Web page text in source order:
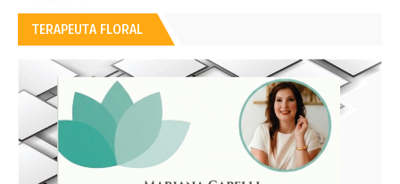
TERAPEUTA FLORAL